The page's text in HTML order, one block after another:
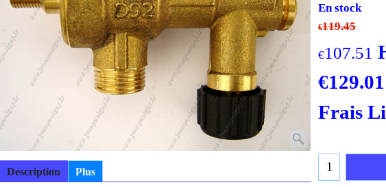
En stock
€119.45
€107.51
€129.01
Frais
Description Plus